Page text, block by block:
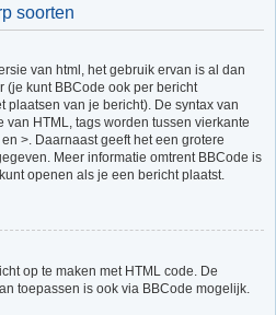
soorten
van html, het gebruik ervan is al dan
(je kunt BBCode ook per bericht
plaatsen van je bericht). De syntax van
HTML, tags worden tussen vierkante
>. Daarnaast geeft het een grotere
Meer informatie omtrent BBCode is
openen als je een bericht plaatst.
op te maken met HTML code. De
toepassen is ook via BBCode mogelijk.